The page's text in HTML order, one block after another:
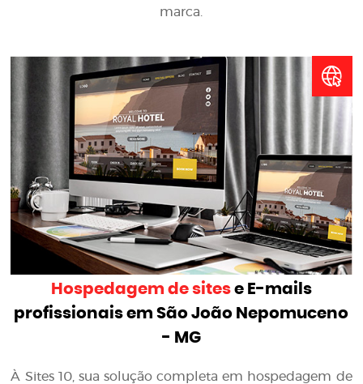
marca.
Hospedagem de sitese E-mails
profissionais em São João Nepomuceno
- MG
À Sites 10, sua solução completa em hospedagem de